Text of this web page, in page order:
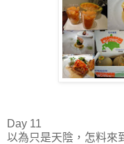
Day 11
以為只是天陰，怎料來